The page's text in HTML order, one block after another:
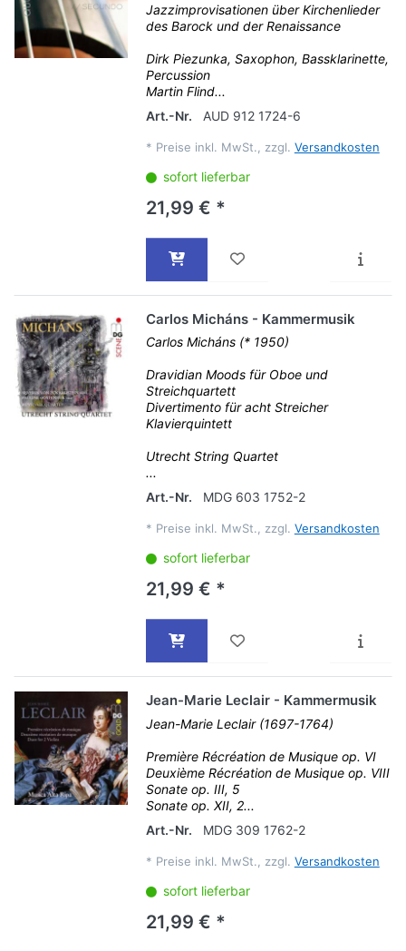
Jazzimprovisationen über Kirchenlieder
des Barock und der Renaissance
Dirk Piezunka, Saxophon, Bassklarinette,
Percussion
Martin Flind...
Art.-Nr.
AUD 912 1724-6
* Preise inkl. MwSt., zzgl. Versandkosten
sofort lieferbar
21,99 € *
Carlos Micháns - Kammermusik
Carlos Micháns (* 1950)
Dravidian Moods für Oboe und
Streichquartett
Divertimento für acht Streicher
Klavierquintett
Utrecht String Quartet
...
Art.-Nr.
MDG 603 1752-2
* Preise inkl. MwSt., zzgl. Versandkosten
sofort lieferbar
21,99 € *
Jean-Marie Leclair - Kammermusik
Jean-Marie Leclair (1697-1764)
Première Récréation de Musique op. VI
Deuxième Récréation de Musique op. VIII
Sonate op. III, 5
Sonate op. XII, 2...
Art.-Nr.
MDG 309 1762-2
* Preise inkl. MwSt., zzgl. Versandkosten
sofort lieferbar
21,99 € *